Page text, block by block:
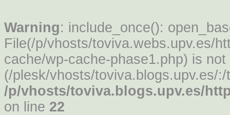
Warning: include_once():
File(/p/vhosts/toviva.webs.upv.es/
cache/wp-cache-phase1.php) is
(/plesk/vhosts/toviva.blogs.upv.es/:/
/p/vhosts/toviva.blogs.upv.es/
on line 22